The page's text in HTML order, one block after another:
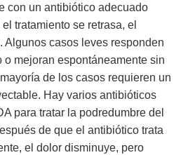
con un antibiótico adecuado
tratamiento se retrasa, el
Algunos casos leves responden
o mejoran espontáneamente sin
de los casos requieren un
Hay varios antibióticos
para tratar la podredumbre del
de que el antibiótico trata
el dolor disminuye, pero